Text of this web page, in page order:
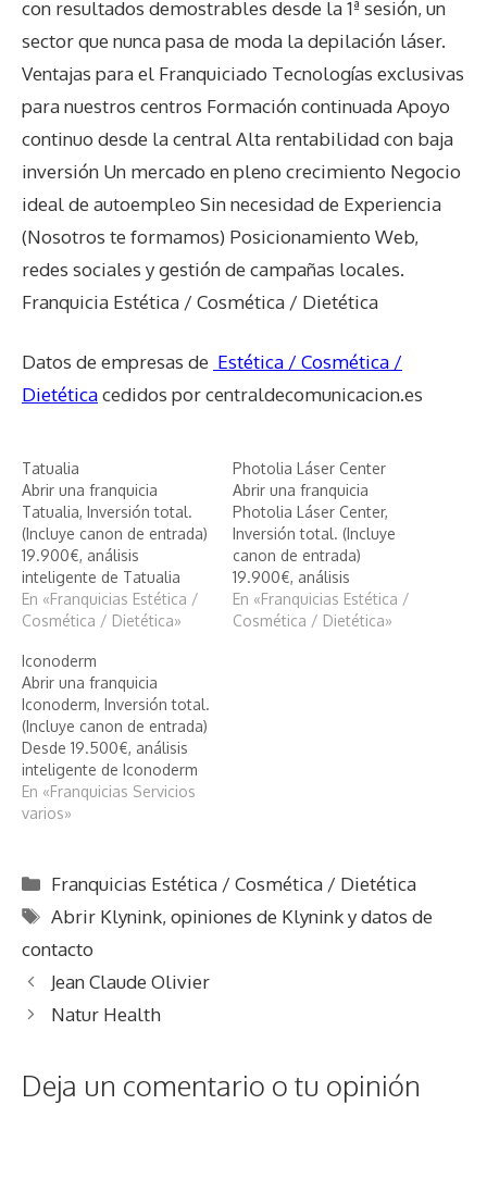
con resultados demostrables desde la 1ª sesión, un
sector que nunca pasa de moda la depilación láser.
Ventajas para el Franquiciado Tecnologías exclusivas
para nuestros centros Formación continuada Apoyo
continuo desde la central Alta rentabilidad con baja
inversión Un mercado en pleno crecimiento Negocio
ideal de autoempleo Sin necesidad de Experiencia
(Nosotros te formamos) Posicionamiento Web,
redes sociales y gestión de campañas locales.
Franquicia Estética / Cosmética / Dietética
Datos de empresas de Estética / Cosmética /
Dietéticacedidos por centraldecomunicacion.es
Tatualia
Abrir una franquicia
Tatualia, Inversión total.
(Incluye canon de entrada)
19.900€, análisis
inteligente de Tatualia
En «Franquicias Estética /
Cosmética / Dietética»
Photolia Láser Center
Abrir una franquicia
Photolia Láser Center,
Inversión total. (Incluye
canon de entrada)
19.900€, análisis
inteligente de Photolia
Láser Center
En «Franquicias Estética /
Cosmética / Dietética»
Iconoderm
Abrir una franquicia
Iconoderm, Inversión total.
(Incluye canon de entrada)
Desde 19.500€, análisis
inteligente de Iconoderm
En «Franquicias Servicios
varios»
Categorías
Franquicias Estética / Cosmética / Dietética
Etiquetas
Abrir Klynink,opiniones de Klynink y datos de
contacto
Jean Claude Olivier
Natur Health
Deja un comentario o tu opinión